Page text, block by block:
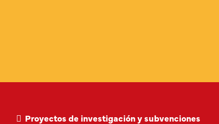
Proyectos de investigación y subvenciones